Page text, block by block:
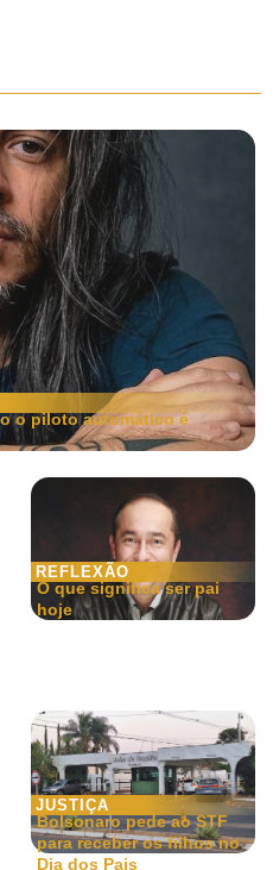
o piloto automático é
REFLEXÃO
O que significa ser pai
hoje
JUSTIÇA
Bolsonaro pede ao STF
para receber os filhos no
Dia dos Pais